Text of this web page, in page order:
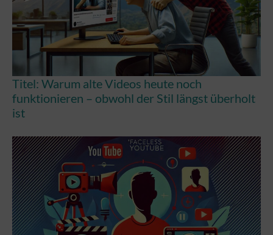
Titel: Warum alte Videos heute noch
funktionieren – obwohl der Stil längst überholt
ist